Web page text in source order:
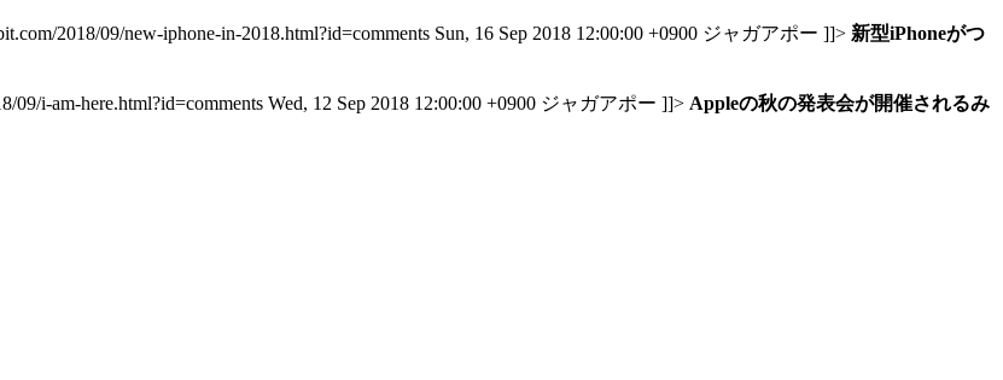
2018/09/new-iphone-in-2018.html?id=comments Sun, 16 Sep 2018 12:00:00 +0900 ジャガアポー ]]> 新型iPhoneがつ
09/i-am-here.html?id=comments Wed, 12 Sep 2018 12:00:00 +0900 ジャガアポー ]]> Appleの秋の発表会が開催されるみ